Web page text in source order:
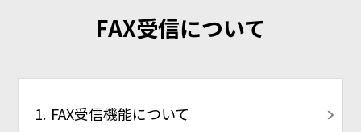
FAX受信について
FAX受信機能について